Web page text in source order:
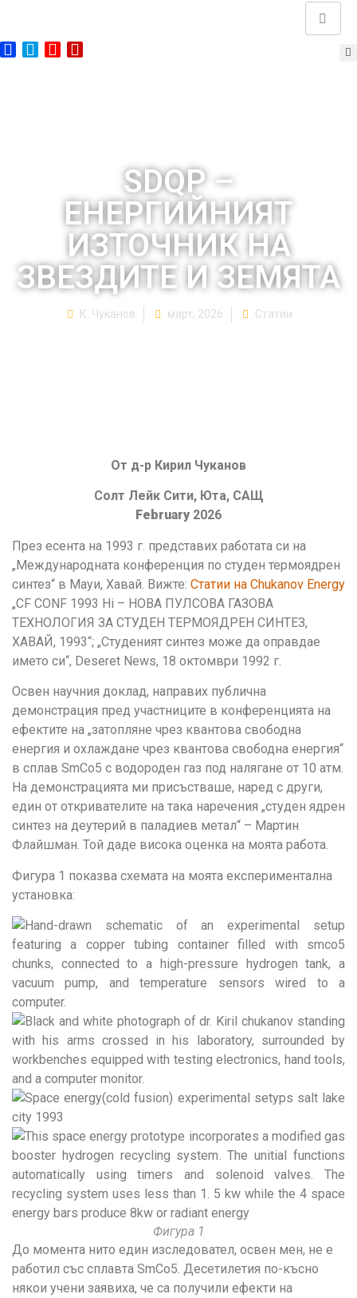
SDQP –
ЕНЕРГИЙНИЯТ
ИЗТОЧНИК НА
ЗВЕЗДИТЕ И ЗЕМЯТА
К. Чуканов март, 2026 Статии
От д-р Кирил Чуканов
Солт Лейк Сити, Юта, САЩ
February 2026
През есента на 1993 г. представих работата си на
„Международната конференция по студен термоядрен
синтез“ в Мауи, Хавай. Вижте: Статии на Chukanov Energy
„CF CONF 1993 Hi – НОВА ПУЛСОВА ГАЗОВА
ТЕХНОЛОГИЯ ЗА СТУДЕН ТЕРМОЯДРЕН СИНТЕЗ,
ХАВАЙ, 1993“; „Студеният синтез може да оправдае
името си“, Deseret News, 18 октомври 1992 г.
Освен научния доклад, направих публична
демонстрация пред участниците в конференцията на
ефектите на „затопляне чрез квантова свободна
енергия и охлаждане чрез квантова свободна енергия“
в сплав SmCo5 с водороден газ под налягане от 10 атм.
На демонстрацията ми присъстваше, наред с други,
един от откривателите на така наречения „студен ядрен
синтез на деутерий в паладиев метал“ – Мартин
Флайшман. Той даде висока оценка на моята работа.
Фигура 1 показва схемата на моята експериментална
установка:
Фигура 1
До момента нито един изследовател, освен мен, не е
работил със сплавта SmCo5. Десетилетия по-късно
някои учени заявиха, че са получили ефекти на